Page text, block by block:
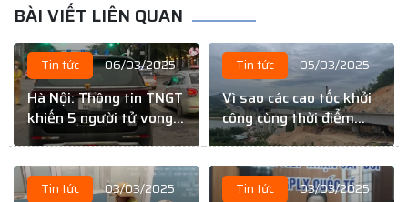
BÀI VIẾT LIÊN QUAN
Tin tức 06/03/2025
Hà Nội: Thông tin TNGT
khiến 5 người tử vong
là sai sự thật
Tin tức 05/03/2025
Vì sao các cao tốc khởi
công cùng thời điểm
nhưng tiến độ lại khác
Tin tức 03/03/2025 Tin tức 03/03/2025